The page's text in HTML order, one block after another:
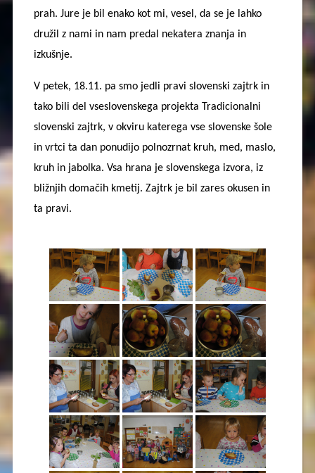
prah. Jure je bil enako kot mi, vesel, da se je lahko
družil z nami in nam predal nekatera znanja in
izkušnje.
V petek, 18.11. pa smo jedli pravi slovenski zajtrk in
tako bili del vseslovenskega projekta Tradicionalni
slovenski zajtrk, v okviru katerega vse slovenske šole
in vrtci ta dan ponudijo polnozrnat kruh, med, maslo,
kruh in jabolka. Vsa hrana je slovenskega izvora, iz
bližnjih domačih kmetij. Zajtrk je bil zares okusen in
ta pravi.